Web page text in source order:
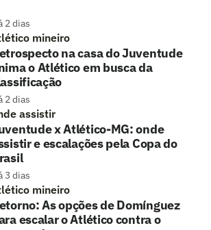
2 dias
mineiro
na casa do Juventude
o Atlético em busca da
2 dias
assistir
x Atlético-MG: onde
e escalações pela Copa do
3 dias
mineiro
As opções de Domínguez
escalar o Atlético contra o